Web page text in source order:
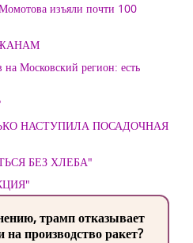
изъяли почти 100
Московский регион: есть
НАСТУПИЛА ПОСАДОЧНАЯ
БЕЗ ХЛЕБА"
трамп отказывает
производство ракет?